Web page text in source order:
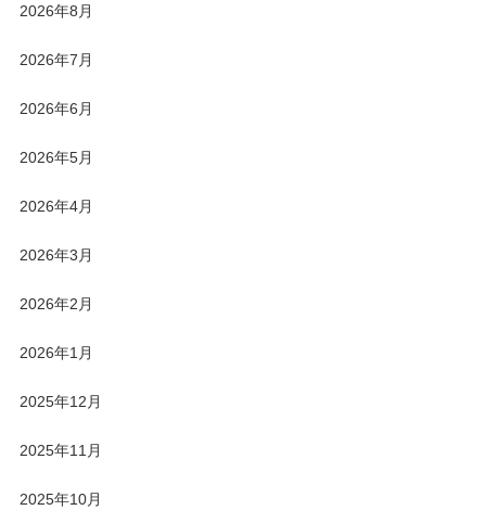
2026年8月
2026年7月
2026年6月
2026年5月
2026年4月
2026年3月
2026年2月
2026年1月
2025年12月
2025年11月
2025年10月